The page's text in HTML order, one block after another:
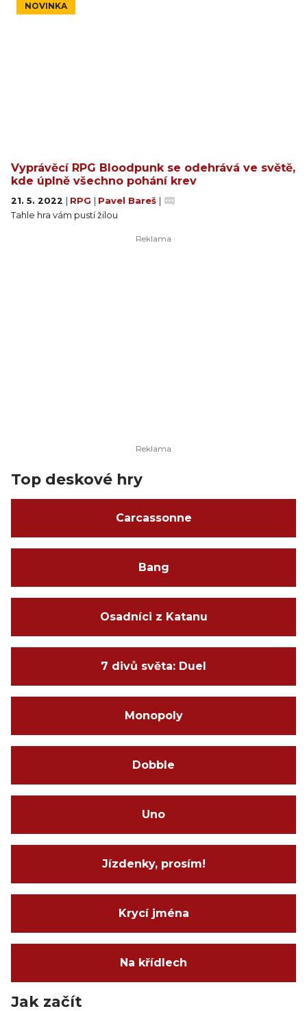
NOVINKA
Vyprávěcí RPG Bloodpunk se odehrává ve světě,
kde úplně všechno pohání krev
21. 5. 2022 | RPG | Pavel Bareš |
Tahle hra vám pustí žilou
Top deskové hry
Carcassonne
Bang
Osadníci z Katanu
7 divů světa: Duel
Monopoly
Dobble
Uno
Jízdenky, prosím!
Krycí jména
Na křídlech
Jak začít